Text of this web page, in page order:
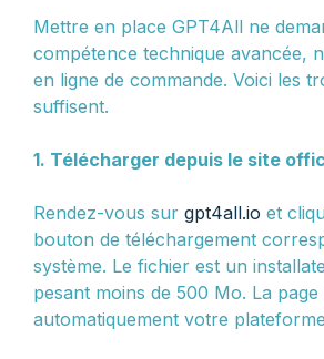
Mettre en place GPT4All ne
compétence technique avancée,
en ligne de commande. Voici les
suffisent.
1. Télécharger depuis le site
Rendez-vous sur gpt4all.io et
bouton de téléchargement
système. Le fichier est un
pesant moins de 500 Mo. La
automatiquement votre